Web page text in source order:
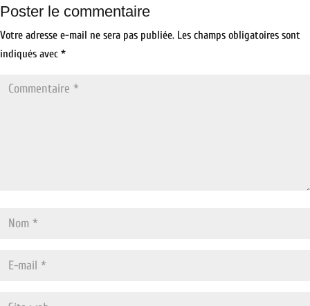
Poster le commentaire
Votre adresse e-mail ne sera pas publiée. Les champs obligatoires sont
indiqués avec *